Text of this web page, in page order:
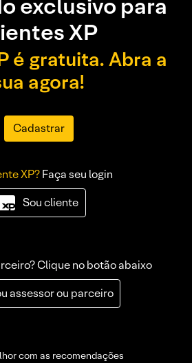
exclusivo para
XP
é gratuita. Abra a
agora!
Cadastrar
XP?Faça seu login
Sou cliente
Clique no botão abaixo
assessor ou parceiro
com as recomendações